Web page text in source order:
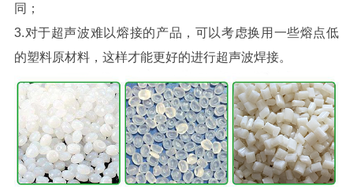
同；
3.对于超声波难以熔接的产品，可以考虑换用一些熔点低
的塑料原材料，这样才能更好的进行超声波焊接。